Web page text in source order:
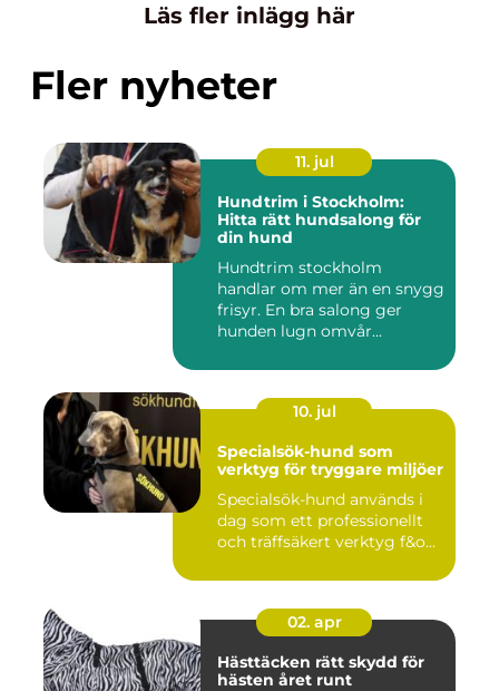
Läs fler inlägg här
Fler nyheter
11. jul
Hundtrim i Stockholm:
Hitta rätt hundsalong för
din hund
Hundtrim stockholm
handlar om mer än en snygg
frisyr. En bra salong ger
hunden lugn omvår...
10. jul
Specialsök-hund som
verktyg för tryggare miljöer
Specialsök-hund används i
dag som ett professionellt
och träffsäkert verktyg f&o...
02. apr
Hästtäcken rätt skydd för
hästen året runt